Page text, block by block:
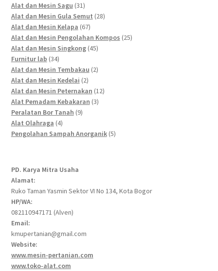
products
Alat dan Mesin Sagu 3131
products
Alat dan Mesin Gula Semut 2828
Alat dan Mesin Kelapa 6767
products
Alat dan Mesin Pengolahan Kompos 2525
Alat dan Mesin Singkong 4545
Furnitur lab 3434
products
Alat dan Mesin Tembakau 22
Alat dan Mesin Kedelai 22
products
Alat dan Mesin Peternakan 1212
Alat Pemadam Kebakaran 33
Peralatan Bor Tanah 99
Alat Olahraga 44
products
Pengolahan Sampah Anorganik 55
PD. Karya Mitra Usaha
Alamat:
Ruko Taman Yasmin Sektor VI No 134, Kota Bogor
HP/WA:
082110947171 (Alven)
Email:
kmupertanian@gmail.com
Website:
www.mesin-pertanian.com
www.toko-alat.com